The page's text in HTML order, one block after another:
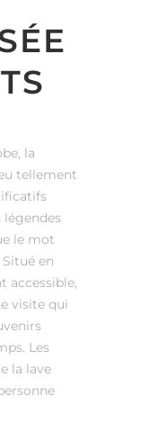
la
tellement
légendes
le mot
en
accessible,
visite qui
Les
la lave